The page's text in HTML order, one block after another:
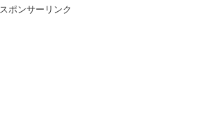
スポンサーリンク